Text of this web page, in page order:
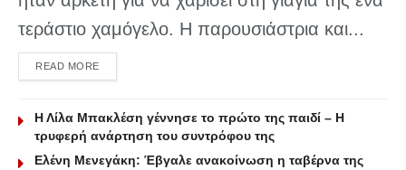
τεράστιο χαμόγελο. Η παρουσιάστρια και...
READ MOREDETAILS
Η Λίλα Μπακλέση γέννησε το πρώτο της παιδί – Η
τρυφερή ανάρτηση του συντρόφου της
Ελένη Μενεγάκη: Έβγαλε ανακοίνωση η ταβέρνα της